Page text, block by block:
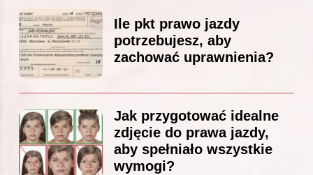
Ile pkt prawo jazdy
potrzebujesz, aby
zachować uprawnienia?
Jak przygotować idealne
zdjęcie do prawa jazdy,
aby spełniało wszystkie
wymogi?